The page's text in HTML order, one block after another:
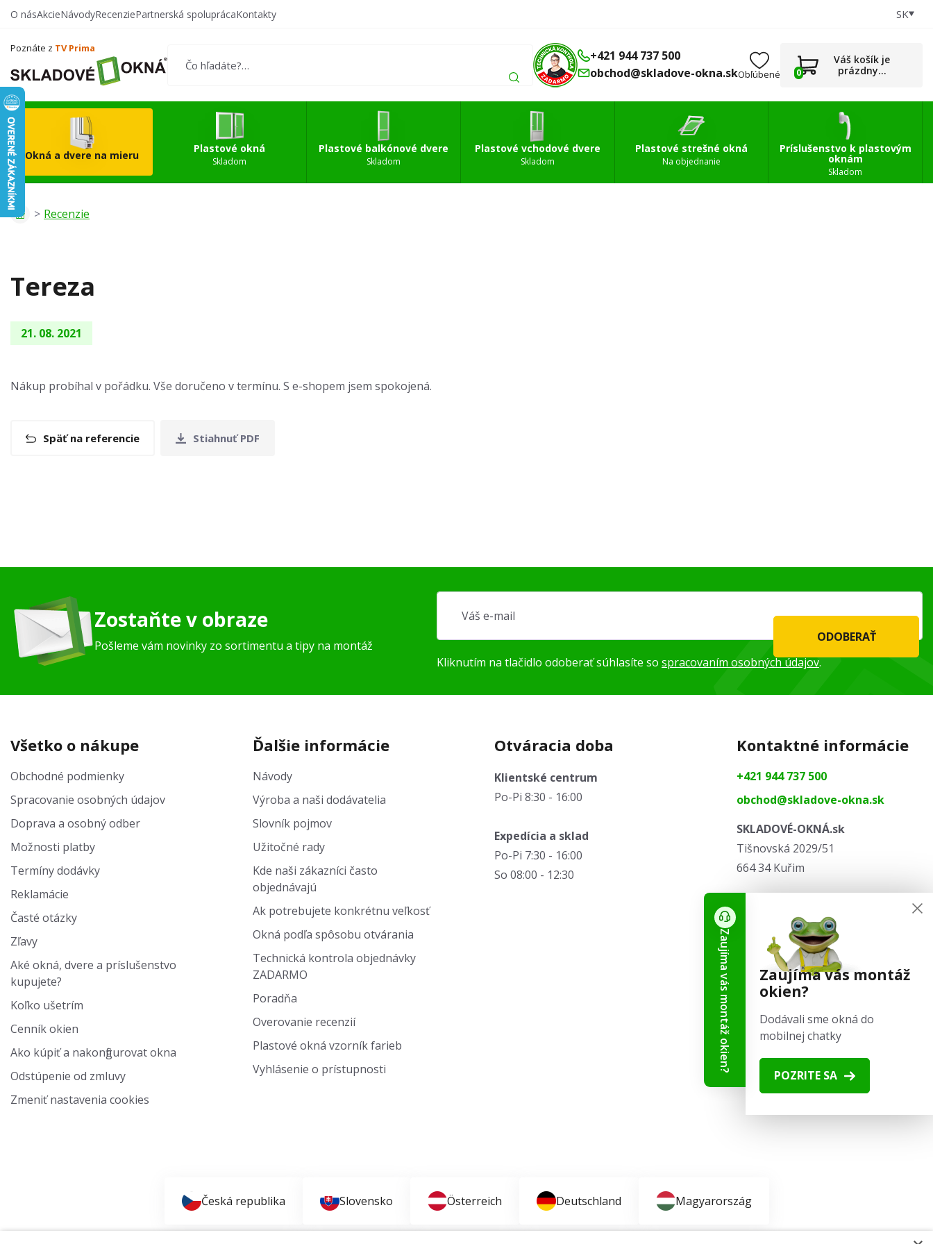
Vytvorte si vlastný
0
O násAkcieNávodyRecenziePartnerská spoluprácaKontakty SK
Poznáte z TV Prima
+421 944 737 500
obchod@skladove-okna.skObľúbené 0
Váš košík je
prázdny...
Okná a dvere na mieru
Plastové okná
Skladom
Plastové balkónové dvere
Skladom
Plastové vchodové dvere
Skladom
Plastové strešné okná
Na objednanie
Príslušenstvo k plastovým
oknám
Skladom
Recenzie
Tereza
21. 08. 2021
Nákup probíhal v pořádku. Vše doručeno v termínu. S e-shopem jsem spokojená.
Späť na referencie Stiahnuť PDF
Zostaňte v obraze
Pošleme vám novinky zo sortimentu a tipy na montáž
ODOBERAŤ
Kliknutím na tlačidlo odoberať súhlasíte so spracovaním osobných údajov.
Všetko o nákupe
Obchodné podmienky
Spracovanie osobných údajov
Doprava a osobný odber
Možnosti platby
Termíny dodávky
Reklamácie
Časté otázky
Zľavy
Aké okná, dvere a príslušenstvo
kupujete?
Koľko ušetrím
Cenník okien
Ako kúpiť a nakonfigurovat okna
Odstúpenie od zmluvy
Zmeniť nastavenia cookies
Ďalšie informácie
Návody
Výroba a naši dodávatelia
Slovník pojmov
Užitočné rady
Kde naši zákazníci často
objednávajú
Ak potrebujete konkrétnu veľkosť
Okná podľa spôsobu otvárania
Technická kontrola objednávky
ZADARMO
Poradňa
Overovanie recenzií
Plastové okná vzorník farieb
Vyhlásenie o prístupnosti
Otváracia doba
Klientské centrum
Po-Pi 8:30 - 16:00
Expedícia a sklad
Po-Pi 7:30 - 16:00
So 08:00 - 12:30
Kontaktné informácie
+421 944 737 500
obchod@skladove-okna.sk
SKLADOVÉ-OKNÁ.sk
Tišnovská 2029/51
664 34 Kuřim
Sledujte nás
Česká republika Slovensko Österreich Deutschland Magyarország
Zaujíma vás montáž
okien?
Dodávali sme okná do
mobilnej chatky
POZRITE SA
Zaujíma vás montáž okien?